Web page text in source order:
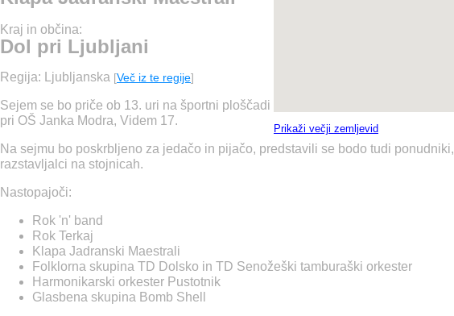
Prikaži večji zemljevid
Kraj in občina:
Dol pri Ljubljani
Regija: Ljubljanska [Več iz te regije]
Sejem se bo priče ob 13. uri na športni ploščadi
pri OŠ Janka Modra, Videm 17.
Na sejmu bo poskrbljeno za jedačo in pijačo, predstavili se bodo tudi ponudniki,
razstavljalci na stojnicah.
Nastopajoči:
Rok 'n' band
Rok Terkaj
Klapa Jadranski Maestrali
Folklorna skupina TD Dolsko in TD Senožeški tamburaški orkester
Harmonikarski orkester Pustotnik
Glasbena skupina Bomb Shell